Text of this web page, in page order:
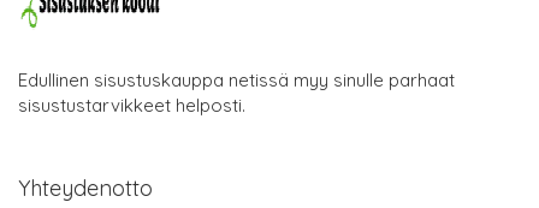
Edullinen sisustuskauppa netissä myy sinulle parhaat
sisustustarvikkeet helposti.
Yhteydenotto